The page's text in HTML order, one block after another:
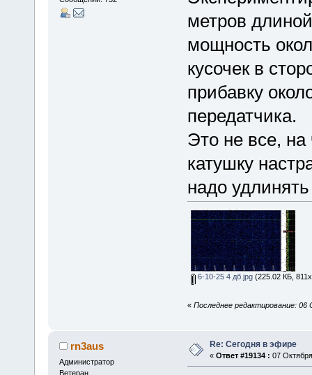
метров
мощность
кусочек в
прибавку
передатчика.
Это не все, на
катушку
надо
6-10-25 4 дб.jpg(225.02 КБ,
« Последнее редактирование:
rn3aus
Администратор
Ветеран
Re: Сегодня в эфире
« Ответ #19134 : 07